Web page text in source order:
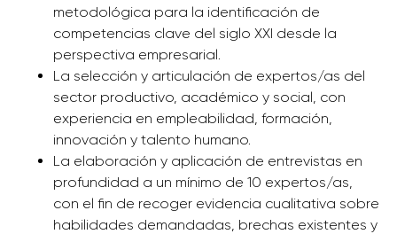
metodológica para la identificación de
competencias clave del siglo XXI desde la
perspectiva empresarial.
La selección y articulación de expertos/as del
sector productivo, académico y social, con
experiencia en empleabilidad, formación,
innovación y talento humano.
La elaboración y aplicación de entrevistas en
profundidad a un mínimo de 10 expertos/as,
con el fin de recoger evidencia cualitativa sobre
habilidades demandadas, brechas existentes y